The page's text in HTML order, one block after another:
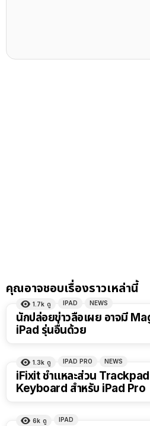
คุณอาจชอบเรื่องราวเหล่านี้
1.7k ดู IPAD NEWS
นักปล่อยข่าวลือเผย อาจมี
iPad รุ่นอื่นด้วย
1.3k ดู IPAD PRO NEWS
iFixit ชำแหละส่วน
Keyboard สำหรับ iPad Pro
6k ดู IPAD